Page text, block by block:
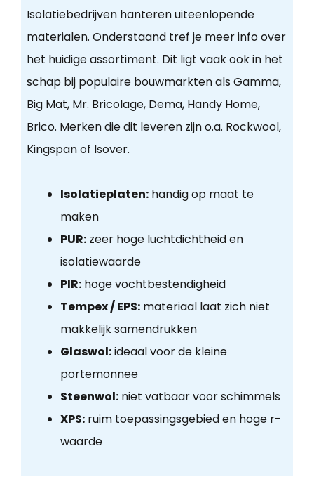
Isolatiebedrijven hanteren uiteenlopende
materialen. Onderstaand tref je meer info over
het huidige assortiment. Dit ligt vaak ook in het
schap bij populaire bouwmarkten als Gamma,
Big Mat, Mr. Bricolage, Dema, Handy Home,
Brico. Merken die dit leveren zijn o.a. Rockwool,
Kingspan of Isover.
Isolatieplaten:handig op maat te
maken
PUR:zeer hoge luchtdichtheid en
isolatiewaarde
PIR:hoge vochtbestendigheid
Tempex / EPS:materiaal laat zich niet
makkelijk samendrukken
Glaswol:ideaal voor de kleine
portemonnee
Steenwol:niet vatbaar voor schimmels
XPS:ruim toepassingsgebied en hoge r-
waarde